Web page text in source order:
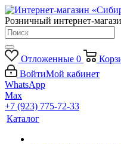
Розничный интернет-
Отложенные 0
ВойтиМой кабинет
WhatsApp
Max
+7 (923) 775-72-33
Каталог